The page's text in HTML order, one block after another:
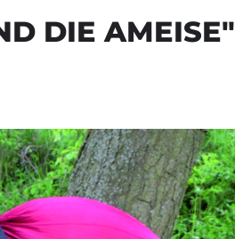
DIE AMEISE"